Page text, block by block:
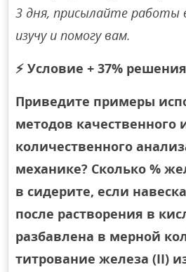
3 дня, присылайте работы
изучу и помогу вам.
⚡ Условие + 37% решения
Приведите примеры
методов качественного
количественного
механике? Сколько %
в сидерите, если
после растворения в
разбавлена в мерной
титрование железа (II)